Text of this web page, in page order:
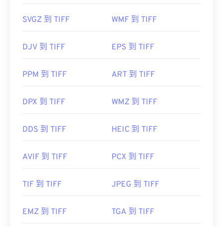
JPG转换器。
其他程序（例如 ColorStrokes、GNU 图像处理程序 (
开和处理 TIFF 文件。
开发者： Aldus Corporation，现为 Adob​​e Inc.
首次发行：
https://www.adobe.com/creativecloud/file-
https://www.file-extensions.org/tiff-file-extension
SVGZ 到 TIFF WMF 到 TIFF
DJV 到 TIFF EPS 到 TIFF
PPM 到 TIFF ART 到 TIFF
DPX 到 TIFF WMZ 到 TIFF
DDS 到 TIFF HEIC 到 TIFF
AVIF 到 TIFF PCX 到 TIFF
TIF 到 TIFF JPEG 到 TIFF
EMZ 到 TIFF TGA 到 TIFF